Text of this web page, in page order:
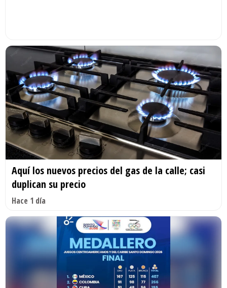
Aquí los nuevos precios del gas de la calle; casi
duplican su precio
Hace 1 día